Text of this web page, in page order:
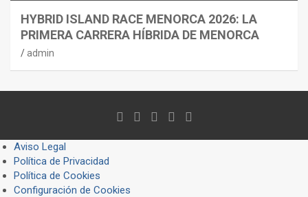
HYBRID ISLAND RACE MENORCA 2026: LA
PRIMERA CARRERA HÍBRIDA DE MENORCA
admin
Aviso Legal
Política de Privacidad
Política de Cookies
Configuración de Cookies